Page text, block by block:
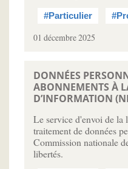
#Particulier
01 décembre 2025
DONNÉES
ABONNEMENTS À
D’INFORMATION
Le service d'envoi de la
traitement de données
Commission nationale
libertés.